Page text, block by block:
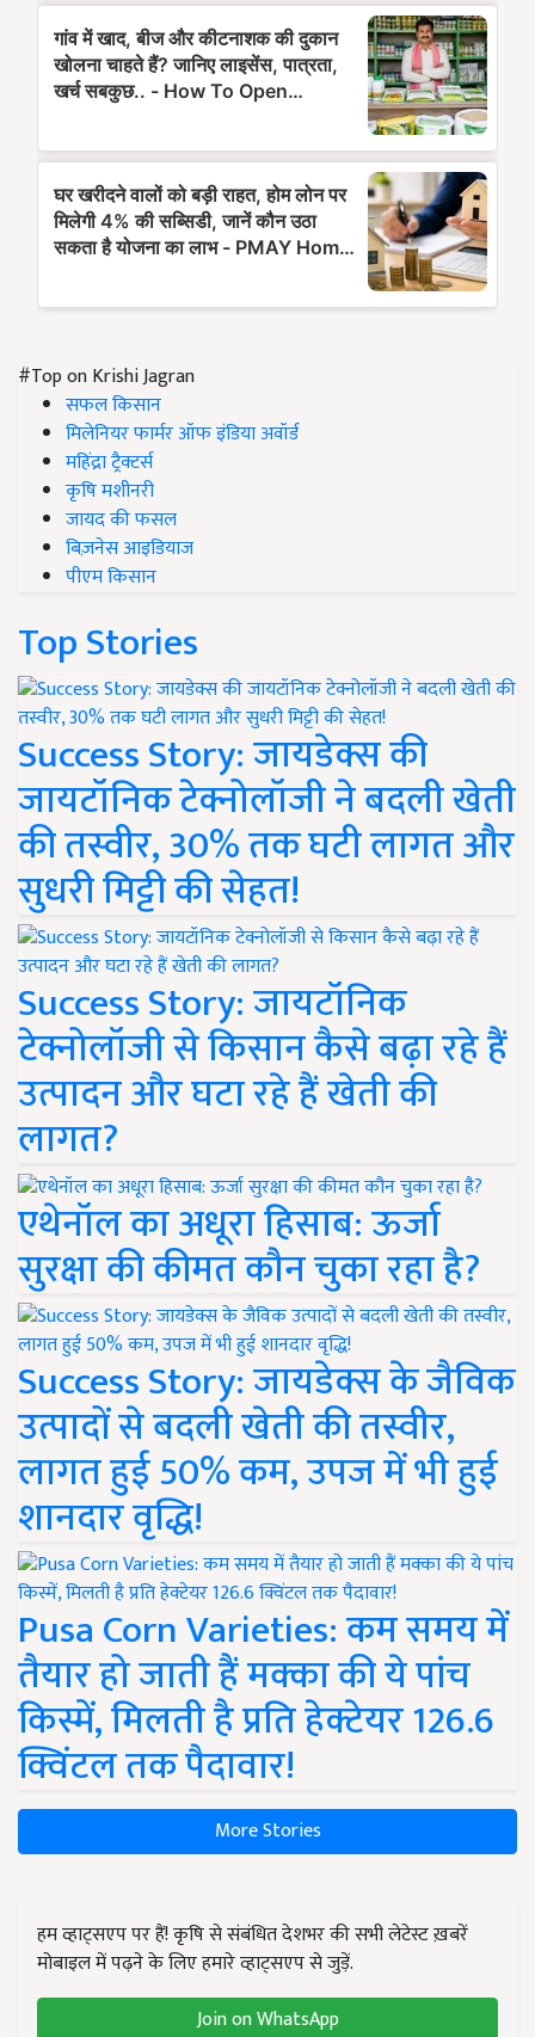
#Top on Krishi Jagran
सफल किसान
मिलेनियर फार्मर ऑफ इंडिया अवॉर्ड
महिंद्रा ट्रैक्टर्स
कृषि मशीनरी
जायद की फसल
बिज़नेस आइडियाज
पीएम किसान
Top Stories
Success Story: जायडेक्स की
जायटॉनिक टेक्नोलॉजी ने बदली खेती
की तस्वीर, 30% तक घटी लागत और
सुधरी मिट्टी की सेहत!
Success Story: जायटॉनिक
टेक्नोलॉजी से किसान कैसे बढ़ा रहे हैं
उत्पादन और घटा रहे हैं खेती की
लागत?
एथेनॉल का अधूरा हिसाब: ऊर्जा
सुरक्षा की कीमत कौन चुका रहा है?
Success Story: जायडेक्स के जैविक
उत्पादों से बदली खेती की तस्वीर,
लागत हुई 50% कम, उपज में भी हुई
शानदार वृद्धि!
Pusa Corn Varieties: कम समय में
तैयार हो जाती हैं मक्का की ये पांच
किस्में, मिलती है प्रति हेक्टेयर 126.6
क्विंटल तक पैदावार!
More Stories
हम व्हाट्सएप पर हैं! कृषि से संबंधित देशभर की सभी लेटेस्ट ख़बरें
मोबाइल में पढ़ने के लिए हमारे व्हाट्सएप से जुड़ें.
Join on WhatsApp